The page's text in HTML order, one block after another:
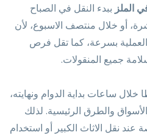
الملز ببدء النقل في الصباح
أو خلال منتصف الاسبوع، لأن
بسرعة، كما تقل فرص
جميع المنقولات.
ساعات بداية الدوام ونهايته،
والطرق الرئيسية. لذلك
نقل الاثاث الكبير أو استخدام